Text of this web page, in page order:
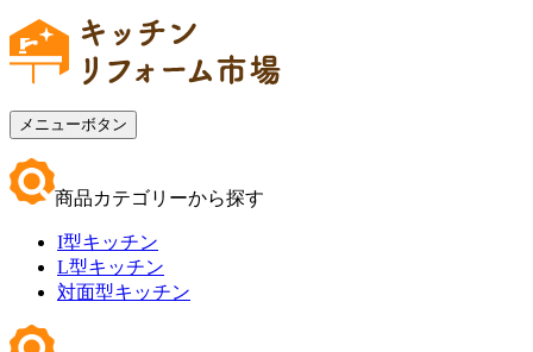
メニューボタン
商品カテゴリーから探す
I型キッチン
L型キッチン
対面型キッチン